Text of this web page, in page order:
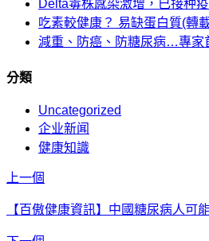
Delta毒株感染激增，已接种
吃素較健康？ 易缺蛋白質(轉載
減重、防癌、防糖尿病…專家
分類
Uncategorized
企业新闻
健康知識
上一個
【百傲健康資訊】中國糖尿病人可